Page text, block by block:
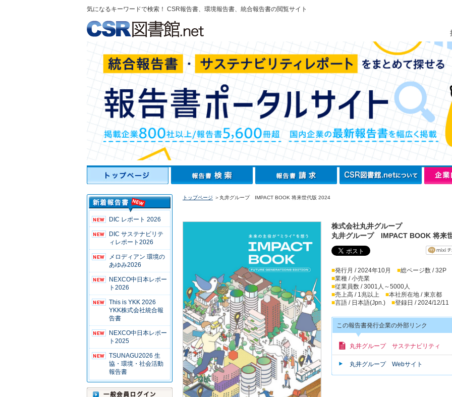
気になるキーワードで検索！ CSR報告書、環境報告書、統合報告書の閲覧サイト
DIC レポート 2026
DIC サステナビリテ
ィレポート2026
メロディアン 環境の
あゆみ2026
NEXCO中日本レポー
ト2026
This is YKK 2026
YKK株式会社統合報
告書
NEXCO中日本レポー
ト2025
TSUNAGU2026 生
協・環境・社会活動
報告書
トップページ ＞丸井グループ IMPACT BOOK 将来世代版 2024
株式会社丸井グループ
丸井グループ IMPACT BOOK 将来
■発行月 / 2024年10月 ■総ページ数 / 32P
■業種 / 小売業
■従業員数 / 3001人～5000人
■売上高 / 1兆以上 ■本社所在地 / 東京都
■言語 / 日本語(Jpn.) ■登録日 / 2024/12/11
この報告書発行企業の外部リンク
丸井グループ サステナビリティ
丸井グループ Webサイト